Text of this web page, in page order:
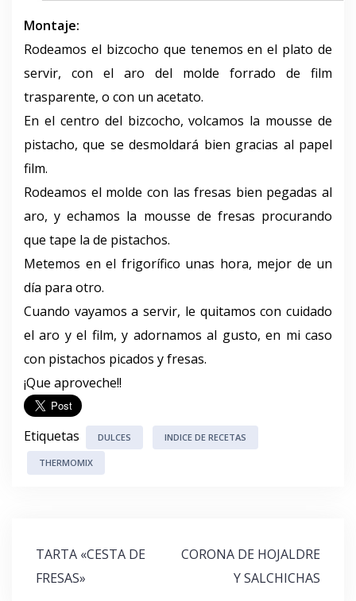
Montaje:
Rodeamos el bizcocho que tenemos en el plato de
servir, con el aro del molde forrado de film
trasparente, o con un acetato.
En el centro del bizcocho, volcamos la mousse de
pistacho, que se desmoldará bien gracias al papel
film.
Rodeamos el molde con las fresas bien pegadas al
aro, y echamos la mousse de fresas procurando
que tape la de pistachos.
Metemos en el frigorífico unas hora, mejor de un
día para otro.
Cuando vayamos a servir, le quitamos con cuidado
el aro y el film, y adornamos al gusto, en mi caso
con pistachos picados y fresas.
¡Que aproveche!!
Etiquetas DULCES INDICE DE RECETAS
THERMOMIX
Navegación
de
entradas
TARTA «CESTA DE
FRESAS»
CORONA DE HOJALDRE
Y SALCHICHAS